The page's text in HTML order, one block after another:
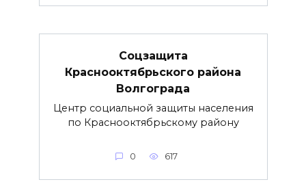
Соцзащита
Краснооктябрьского района
Волгограда
Центр социальной защиты населения
по Краснооктябрьскому району
0 617